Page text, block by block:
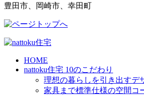
豊田市、岡崎市、幸田町
HOME
nattoku住宅 10のこだわり
理想の暮らしを引き出すデ
家具まで標準仕様の空間コ